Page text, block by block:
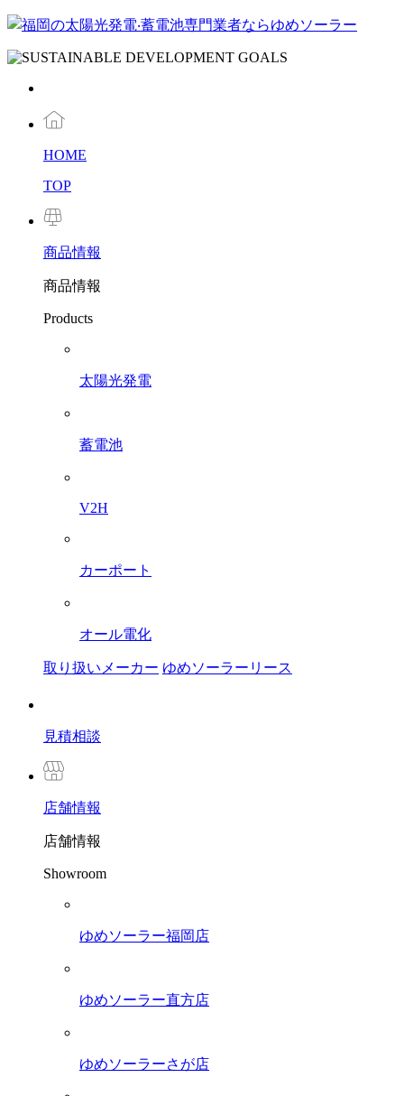
HOME
TOP
商品情報
商品情報
Products
太陽光発電
蓄電池
V2H
カーポート
オール電化
取り扱いメーカー ゆめソーラーリース
見積相談
店舗情報
店舗情報
Showroom
ゆめソーラー福岡店
ゆめソーラー直方店
ゆめソーラーさが店